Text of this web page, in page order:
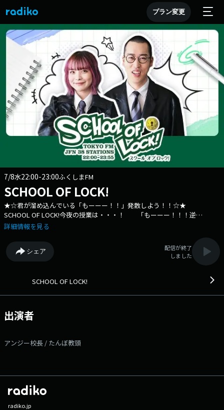
プラン変更
7/8水22:00-23:00ふくしまFM
SCHOOL OF LOCK!
★☆君が溜め込んでいる「もーーー！！」発散しよう！！☆★
SCHOOL OF LOCK!今夜の授業は・・・！ 「もーーー！！！逆
電」 最近君が溜め込んでいる不満、今日はそれが何の「もーーー！」
に理不尽に怒られて「もーーー！」 色々と上手くいかない自分に「もー
ーー！」など！ 君がなんの不満の「もーーー」を抱えているのかを［学
校掲示板］、もしくは［公式ライン］や［メール］に書き込んでくださ
ます！ SCHOOL OF LOCK!は今夜も10時に開校 ☆彡 ---番組へのメッ
を送る：03-3221-1800 ★番組WEBサイトはコチラ! 【今夜の時間
割】 ▽22:00～『生放送教室①』＜アンジー校長・たんぼ教頭＞
②』＜アンジー校長・たんぼ教頭＞ ▽22:55頃～(一部地域を除き)『リズ
ム＆メモリー supported by アロンアルフア』 ▽23:00頃～『SCHOOL
SCHOOL OF LOCK!は毎日入れ替わりでアーティスト講師が登場! 各曜日
の詳しい時間割はSCHOOL OF LOCK!の入学のしおりをチェック! ---各
LOCKS!・部活動の授業内容はコチラ!--- ▽22:18頃～『コレサワ
LOCKS!』 毎月1週目は、我が校の “歌う保健室の講師” コレサワ先生に
詳細情報を見る
シェア
配信が終了
しました
SCHOOL OF LOCK!
出演者
アンジー校長 / たんぼ教頭
radiko.jp